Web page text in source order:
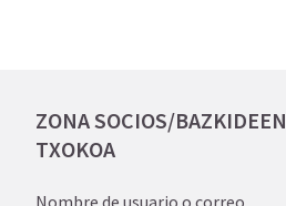
ZONA SOCIOS/BAZKIDEEN
TXOKOA
Nombre de usuario o correo